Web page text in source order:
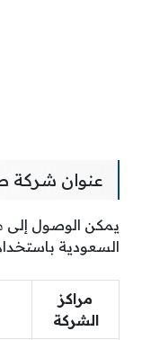
عنوان
يمكن الوصول
السعودية باستخدام
مراكز
الشركة